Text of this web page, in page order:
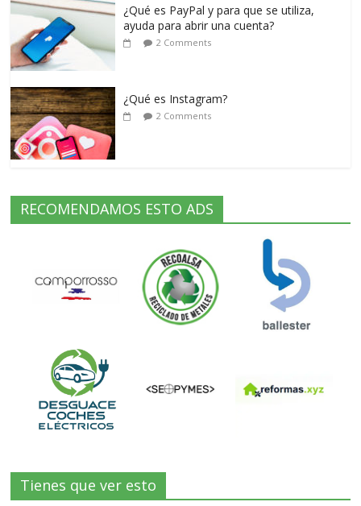
¿Qué es PayPal y para que se utiliza,
ayuda para abrir una cuenta?
2 Comments
¿Qué es Instagram?
2 Comments
RECOMENDAMOS ESTO ADS
Tienes que ver esto